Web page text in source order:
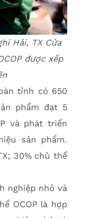
Hải, TX Cửa
được xếp
tỉnh có 650
phẩm đạt 5
và phát triển
sản phẩm.
30% chủ thể
nghiệp nhỏ và
OCOP là hợp